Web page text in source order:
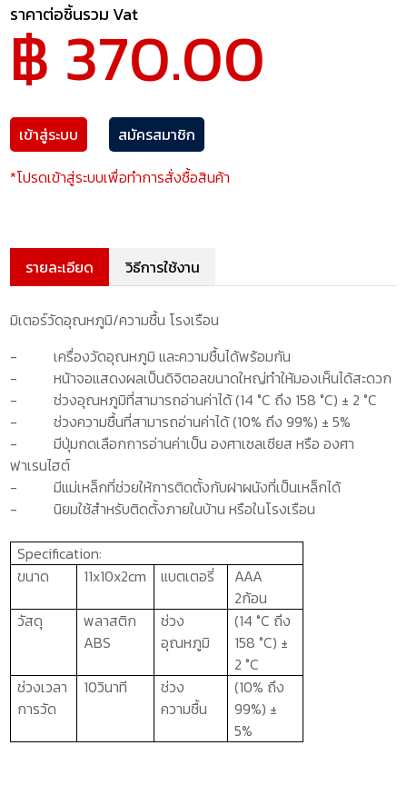
ราคาต่อชิ้นรวม Vat
฿ 370.00
เข้าสู่ระบบ
สมัครสมาชิก
*โปรดเข้าสู่ระบบเพื่อทำการสั่งซื้อสินค้า
รายละเอียด วิธีการใช้งาน
มิเตอร์วัดอุณหภูมิ/ความชื้น โรงเรือน
-
เครื่องวัดอุณหภูมิ และความชื้นได้พร้อมกัน
-
หน้าจอแสดงผลเป็นดิจิตอลขนาดใหญ่ทำให้มองเห็นได้สะดวก
-
ช่วงอุณหภูมิที่สามารถอ่านค่าได้ (14 °C ถึง 158 °C) ± 2 °C
-
ช่วงความชื้นที่สามารถอ่านค่าได้(10% ถึง99%) ± 5%
-
มีปุ่มกดเลือกการอ่านค่าเป็น องศาเซลเซียส หรือ องศา
ฟาเรนไฮต์
-
มีแม่เหล็กที่ช่วยให้การติดตั้งกับฝาผนังที่เป็นเหล็กได้
-
นิยมใช้สำหรับติดตั้งภายในบ้าน หรือในโรงเรือน
Specification:
ขนาด
11x10x2cm แบตเตอรี่
AAA
2ก้อน
วัสดุ
พลาสติก
ABS
ช่วง
อุณหภูมิ
(14°C ถึง
158°C) ±
2°C
ช่วงเวลา
การวัด
10วินาที
ช่วง
ความชื้น
(10% ถึง
99%) ±
5%